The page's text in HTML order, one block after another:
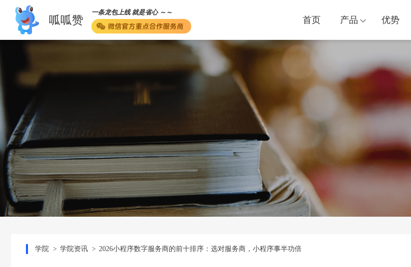
呱呱赞
一条龙包上线 就是省心 ～～
首页 产品 优势
学院 学院资讯 2026小程序数字服务商的前十排序：选对服务商，小程序事半功倍